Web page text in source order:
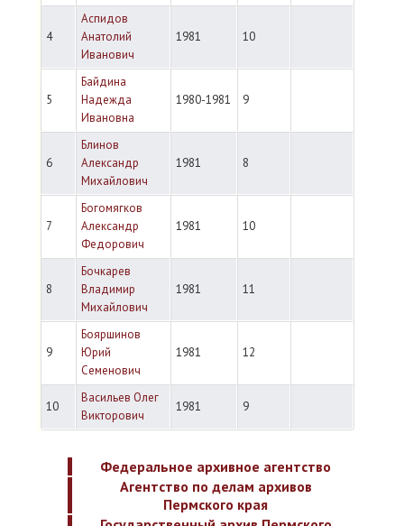
4
Аспидов
Анатолий
Иванович
1981 10
5
Байдина
Надежда
Ивановна
1980-1981 9
6
Блинов
Александр
Михайлович
1981 8
7
Богомягков
Александр
Федорович
1981 10
8
Бочкарев
Владимир
Михайлович
1981 11
9
Бояршинов
Юрий
Семенович
1981 12
10
Васильев Олег
Викторович
1981 9
Федеральное архивное агентство
Агентство по делам архивов
Пермского края